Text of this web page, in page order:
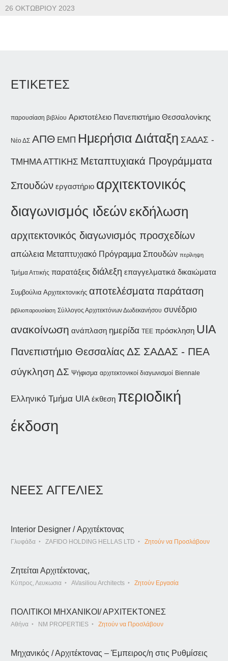
26 ΟΚΤΩΒΡΊΟΥ 2023
ΕΤΙΚΕΤΕΣ
παρουσίαση βιβλίου Αριστοτέλειο Πανεπιστήμιο Θεσσαλονίκης
Νέο ΔΣ ΑΠΘ ΕΜΠ Ημερήσια Διάταξη ΣΑΔΑΣ -
ΤΜΗΜΑ ΑΤΤΙΚΗΣ Μεταπτυχιακά Προγράμματα
Σπουδών εργαστήριο αρχιτεκτονικός
διαγωνισμός ιδεών εκδήλωση
αρχιτεκτονικός διαγωνισμός προσχεδίων
απώλεια Μεταπτυχιακό Πρόγραμμα Σπουδών περίληψη
Τμήμα Αττικής παρατάξεις διάλεξη επαγγελματικά δικαιώματα
Συμβούλια Αρχιτεκτονικής αποτελέσματα παράταση
βιβλιοπαρουσίαση Σύλλογος Αρχιτεκτόνων Δωδεκανήσου συνέδριο
ανακοίνωση ανάπλαση ημερίδα ΤΕΕ πρόσκληση UIA
Πανεπιστήμιο Θεσσαλίας ΔΣ ΣΑΔΑΣ - ΠΕΑ
σύγκληση ΔΣ Ψήφισμα αρχιτεκτονικοί διαγωνισμοί Biennale
Ελληνικό Τμήμα UIA έκθεση περιοδική
έκδοση
ΝΕΕΣ ΑΓΓΕΛΙΕΣ
Interior Designer / Αρχιτέκτονας
Γλυφάδα ZAFIDO HOLDING HELLAS LTD Ζητούν να Προσλάβουν
Ζητείται Αρχιτέκτονας,
Κύπρος, Λευκωσια AVasiliou Architects Ζητούν Εργασία
ΠΟΛΙΤΙΚΟΙ ΜΗΧΑΝΙΚΟΙ/ ΑΡΧΙΤΕΚΤΟΝΕΣ
Αθήνα NM PROPERTIES Ζητούν να Προσλάβουν
Μηχανικός / Αρχιτέκτονας – Έμπειρος/η στις Ρυθμίσεις